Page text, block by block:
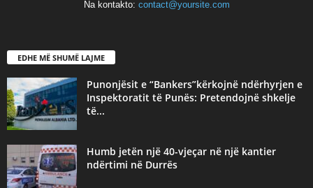
Na kontakto: contact@yoursite.com
EDHE MË SHUMË LAJME
Punonjësit e “Bankers”kërkojnë ndërhyrjen e
Inspektoratit të Punës: Pretendojnë shkelje
të...
Humb jetën një 40-vjeçar në një kantier
ndërtimi në Durrës